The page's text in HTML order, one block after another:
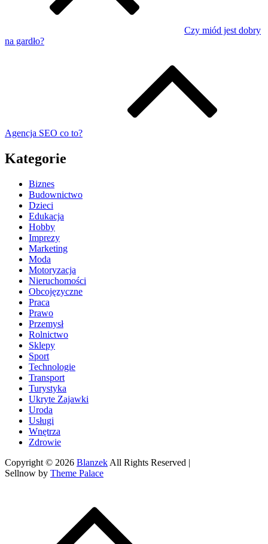
Czy miód jest dobry
na gardło?
Agencja SEO co to?
Kategorie
Biznes
Budownictwo
Dzieci
Edukacja
Hobby
Imprezy
Marketing
Moda
Motoryzacja
Nieruchomości
Obcojęzyczne
Praca
Prawo
Przemysł
Rolnictwo
Sklepy
Sport
Technologie
Transport
Turystyka
Ukryte Zajawki
Uroda
Usługi
Wnętrza
Zdrowie
Copyright © 2026 Blanzek All Rights Reserved |
Sellnow by Theme Palace